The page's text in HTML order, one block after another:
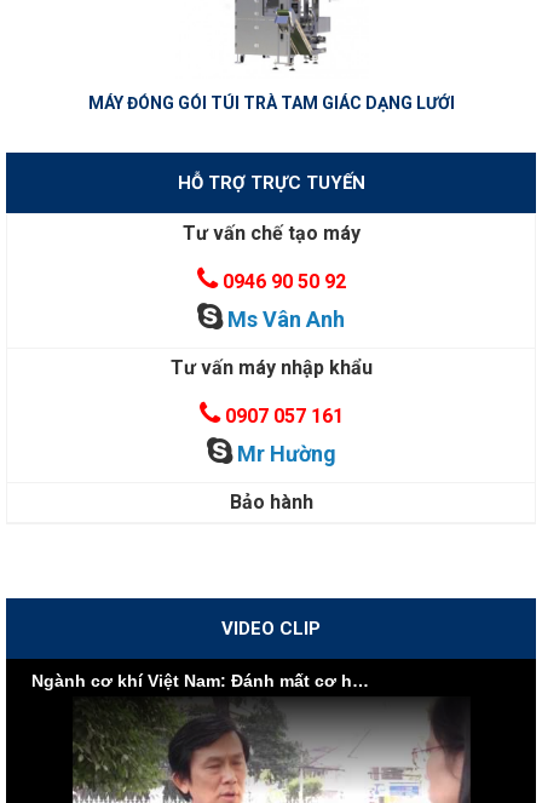
MÁY ĐÓNG GÓI TÚI TRÀ TAM GIÁC DẠNG LƯỚI
HỖ TRỢ TRỰC TUYẾN
Tư vấn chế tạo máy
0946 90 50 92
Ms Vân Anh
Tư vấn máy nhập khẩu
0907 057 161
Mr Hường
Bảo hành
VIDEO CLIP
Ngành cơ khí Việt Nam: Đánh mất cơ hội vì nội lực yếu